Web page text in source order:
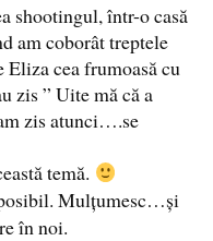
shootingul, într-o casă
am coborât treptele
cea frumoasă cu
zis ” Uite mă că a
zis atunci….se
temă.
Mulțumesc…și
în noi.